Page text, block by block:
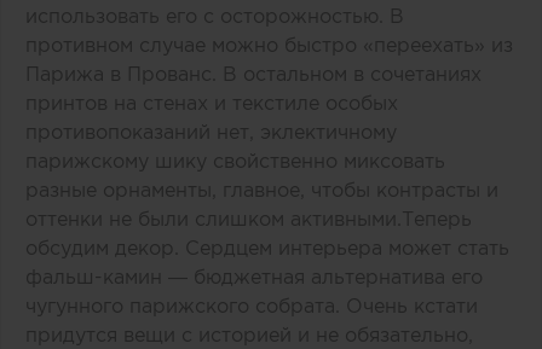
использовать его с осторожностью. В
противном случае можно быстро «переехать» из
Парижа в Прованс. В остальном в сочетаниях
принтов на стенах и текстиле особых
противопоказаний нет, эклектичному
парижскому шику свойственно миксовать
разные орнаменты, главное, чтобы контрасты и
оттенки не были слишком активными.Теперь
обсудим декор. Сердцем интерьера может стать
фальш-камин — бюджетная альтернатива его
чугунного парижского собрата. Очень кстати
придутся вещи с историей и не обязательно,